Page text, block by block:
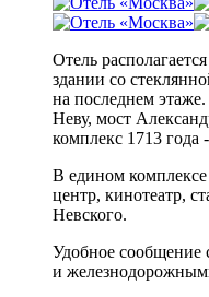
Отель
здании со
на последнем
Неву, мост
комплекс 1713
В едином
центр, кинотеатр,
Невского.
Удобное сообщение
и